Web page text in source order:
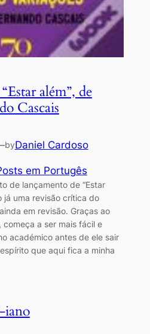
além”, de
Cascais
byDaniel Cardoso
em Portugês
de lançamento de “Estar
já uma revisão crítica do
em revisão. Graças ao
a ser mais fácil e
académico antes de ele sair
que aqui fica a minha